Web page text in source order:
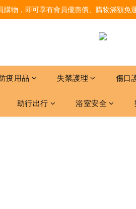
購物，即可享有會員優惠價、購物滿額免
疫用品 失禁護理 傷口
助行出行 浴室安全